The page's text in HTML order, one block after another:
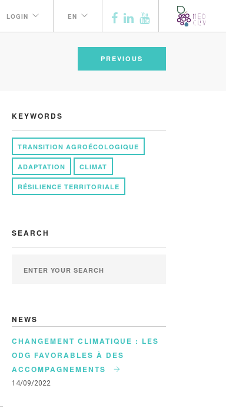
LOGIN EN
PREVIOUS
KEYWORDS
TRANSITION AGROÉCOLOGIQUE
ADAPTATION CLIMAT
RÉSILIENCE TERRITORIALE
SEARCH
NEWS
CHANGEMENT CLIMATIQUE : LES
ODG FAVORABLES À DES
ACCOMPAGNEMENTS
14/09/2022